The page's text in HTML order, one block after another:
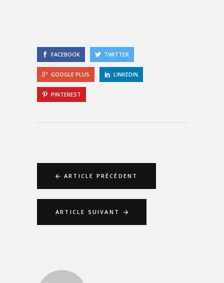
FACEBOOK TWITTER
GOOGLE PLUS LINKEDIN
PINTEREST
ARTICLE PRÉCÉDENT
ARTICLE SUIVANT